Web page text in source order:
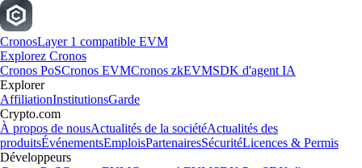
CronosLayer 1 compatible EVM
Explorez Cronos
Cronos PoSCronos EVMCronos zkEVMSDK d'agent IA
Explorer
AffiliationInstitutionsGarde
Crypto.com
À propos de nousActualités de la sociétéActualités des
produitsÉvénementsEmploisPartenairesSécuritéLicences & Permis
Développeurs